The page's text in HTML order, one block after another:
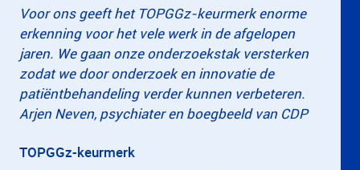
Voor ons geeft het TOPGGz-keurmerk enorme
erkenning voor het vele werk in de afgelopen
jaren. We gaan onze onderzoekstak versterken
zodat we door onderzoek en innovatie de
patiëntbehandeling verder kunnen verbeteren.
Arjen Neven, psychiater en boegbeeld van CDP
TOPGGz-keurmerk